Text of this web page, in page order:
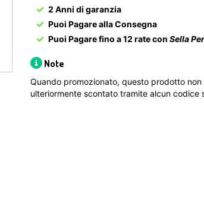
2 Anni di garanzia
Puoi Pagare alla Consegna
Puoi Pagare fino a 12 rate con Sella
Note
Quando promozionato, questo prodotto non
ulteriormente scontato tramite alcun codice